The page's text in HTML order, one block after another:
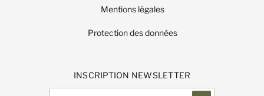
Mentions légales
Protection des données
INSCRIPTION NEWSLETTER